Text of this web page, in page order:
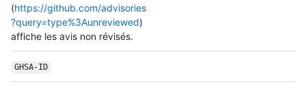
(https://github.com/advisories
?query=type%3Aunreviewed)
affiche les avis non révisés.
GHSA-ID